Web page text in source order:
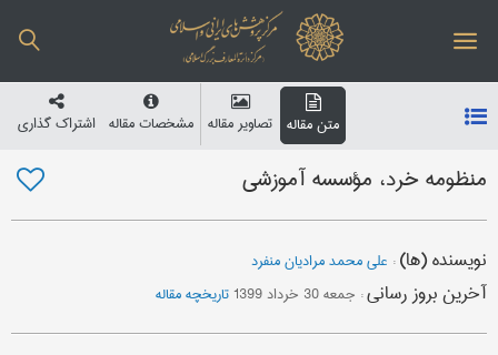
متن مقاله تصاویر مقاله مشخصات مقاله اشتراک گذاری
منظومه خرد، مؤسسه آموزشی
نویسنده (ها): علی محمد مرادیان منفرد
آخرین بروز رسانی: جمعه 30 خرداد 1399 تاریخچه مقاله